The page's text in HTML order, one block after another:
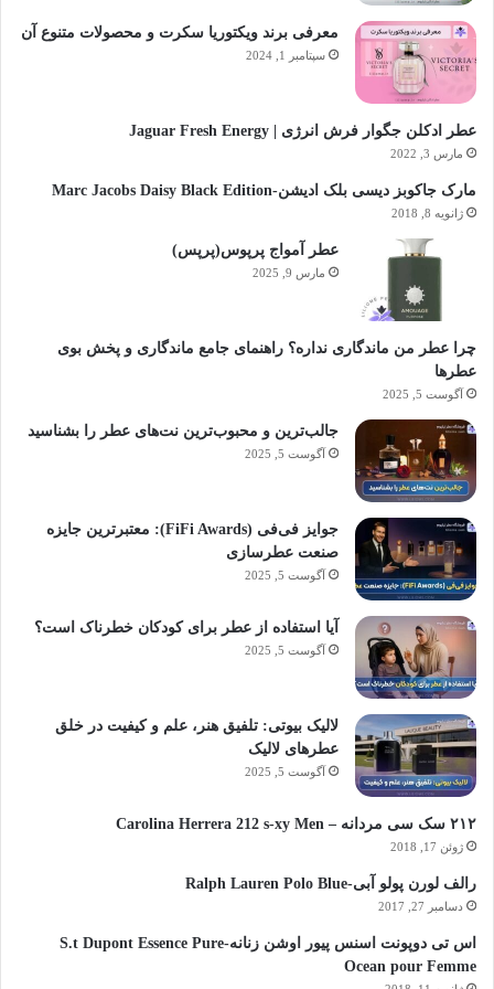
معرفی برند ویکتوریا سکرت و محصولات متنوع آن
سپتامبر 1, 2024
عطر ادکلن جگوار فرش انرژی | Jaguar Fresh Energy
مارس 3, 2022
مارک جاکوبز دیسی بلک ادیشن-Marc Jacobs Daisy Black Edition
ژانویه 8, 2018
عطر آمواج پرپوس(پرپس)
مارس 9, 2025
چرا عطر من ماندگاری نداره؟ راهنمای جامع ماندگاری و پخش بوی
عطرها
آگوست 5, 2025
جالب‌ترین و محبوب‌ترین نت‌های عطر را بشناسید
آگوست 5, 2025
جوایز فی‌فی (FiFi Awards): معتبرترین جایزه
صنعت عطرسازی
آگوست 5, 2025
آیا استفاده از عطر برای کودکان خطرناک است؟
آگوست 5, 2025
لالیک بیوتی: تلفیق هنر، علم و کیفیت در خلق
عطرهای لالیک
آگوست 5, 2025
۲۱۲ سک سی مردانه – Carolina Herrera 212 s-xy Men
ژوئن 17, 2018
رالف لورن پولو آبی-Ralph Lauren Polo Blue
دسامبر 27, 2017
اس تی دوپونت اسنس پیور اوشن زنانه-S.t Dupont Essence Pure
Ocean pour Femme